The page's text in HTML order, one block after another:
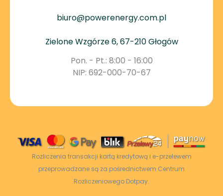
biuro@powerenergy.com.pl
Zielone Wzgórze 6, 67-210 Głogów
Pon. - Pt.: 8:00 - 16:00
NIP: 692-000-70-67
Rozliczenia transakcji kartą kredytową i e-przelewem
przeprowadzane są za pośrednictwem Centrum
Rozliczeniowego Dotpay.